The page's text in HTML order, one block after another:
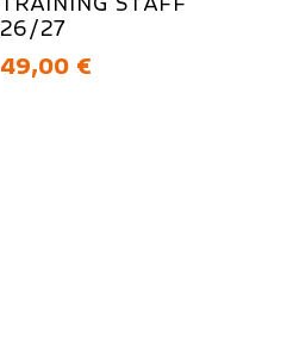
TRAINING STAFF
26/27
Prix
49,00 €